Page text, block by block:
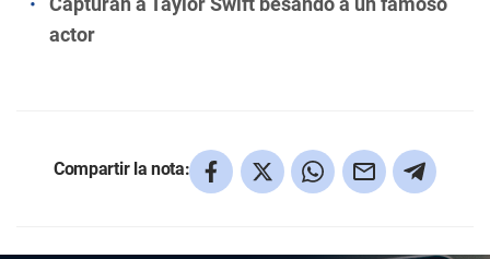
actor
Compartir la nota: